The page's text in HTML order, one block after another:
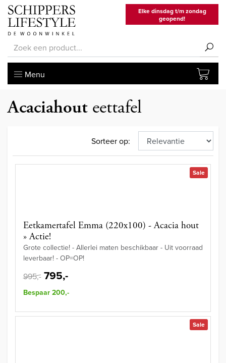
Elke dinsdag t/m zondag
geopend!
Menu
Acaciahout eettafel
Sorteer op:
Sale
Eetkamertafel Emma (220x100) - Acacia hout
» Actie!
Grote collectie! - Allerlei maten beschikbaar - Uit voorraad
leverbaar! - OP=OP!
995,- 795,-
Bespaar 200,-
Sale